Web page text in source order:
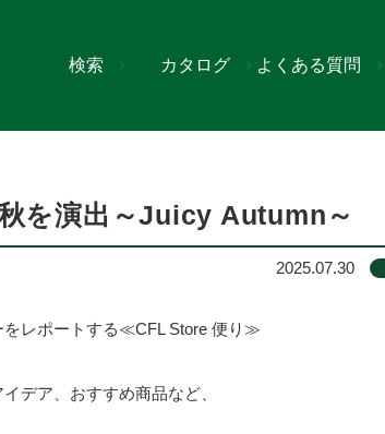
検索 カタログ よくある質問
を演出～Juicy Autumn～
2025.07.30
をレポートする≪CFL Store 便り≫
デア、おすすめ商品など、